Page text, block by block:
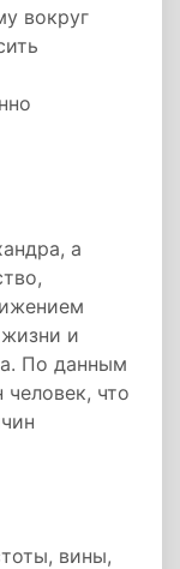
вокруг
а
и
По данным
что
вины,